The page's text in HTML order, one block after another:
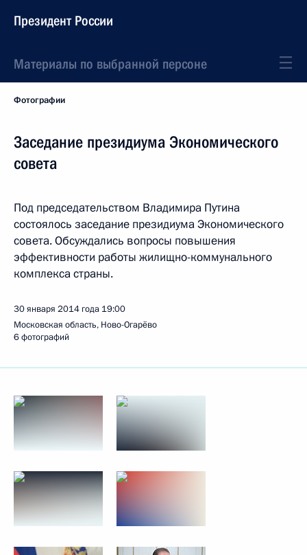
Президент России
Материалы по выбранной персоне
Фотографии
Заседание президиума Экономического
совета
Под председательством Владимира Путина
состоялось заседание президиума Экономического
совета. Обсуждались вопросы повышения
эффективности работы жилищно-коммунального
комплекса страны.
30 января 2014 года 19:00
Московская область, Ново-Огарёво
6 фотографий